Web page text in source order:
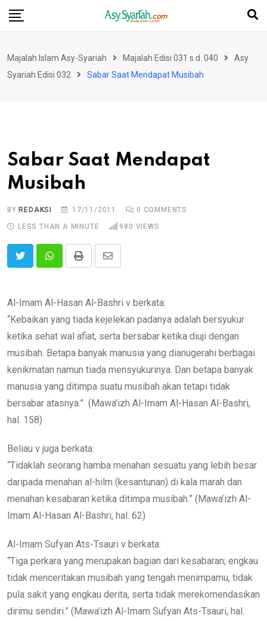
Skip
Majalah Islam Asy-Syariah Majalah Edisi 031 s.d. 040
Asy
Syariah Edisi 032
Sabar Saat Mendapat Musibah
Sabar Saat Mendapat
Musibah
BYREDAKSI 17/11/2011 0 COMMENTS
LESS THAN A MINUTE
980 VIEWS
Print
Share
Email
Al-Imam Al-Hasan Al-Bashri v berkata:
“Kebaikan yang tiada kejelekan padanya adalah bersyukur
ketika sehat wal afiat, serta bersabar ketika diuji dengan
musibah. Betapa banyak manusia yang dianugerahi berbagai
kenikmatan namun tiada mensyukurinya. Dan betapa banyak
manusia yang ditimpa suatu musibah akan tetapi tidak
bersabar atasnya.” (Mawa’izh Al-Imam Al-Hasan Al-Bashri,
hal. 158)
Beliau v juga berkata:
“Tidaklah seorang hamba menahan sesuatu yang lebih besar
daripada menahan al-hilm (kesantunan) di kala marah dan
menahan kesabaran ketika ditimpa musibah.” (Mawa’izh Al-
Imam Al-Hasan Al-Bashri, hal. 62)
Al-Imam Sufyan Ats-Tsauri v berkata:
“Tiga perkara yang merupakan bagian dari kesabaran; engkau
tidak menceritakan musibah yang tengah menimpamu, tidak
pula sakit yang engkau derita, serta tidak merekomendasikan
dirimu sendiri.” (Mawa’izh Al-Imam Sufyan Ats-Tsauri, hal.